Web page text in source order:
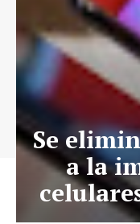
Se
a la